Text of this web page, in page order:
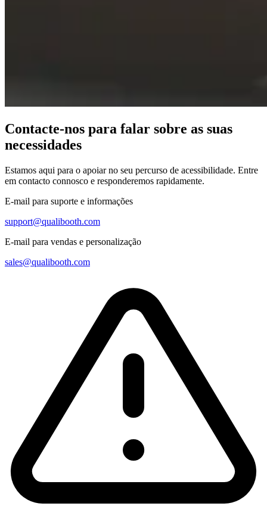
Contacte-nos para falar sobre as suas
necessidades
Estamos aqui para o apoiar no seu percurso de acessibilidade. Entre
em contacto connosco e responderemos rapidamente.
E-mail para suporte e informações
support@qualibooth.com
E-mail para vendas e personalização
sales@qualibooth.com